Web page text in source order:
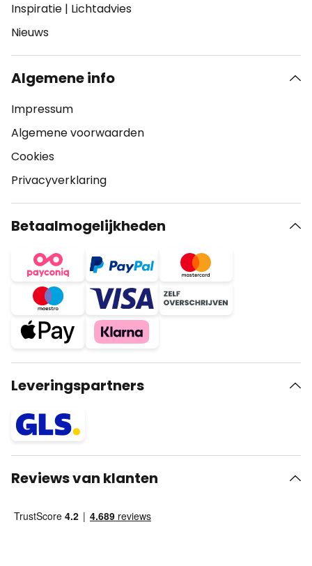
Inspiratie | Lichtadvies
Nieuws
Algemene info
Impressum
Algemene voorwaarden
Cookies
Privacyverklaring
Betaalmogelijkheden
Leveringspartners
Reviews van klanten